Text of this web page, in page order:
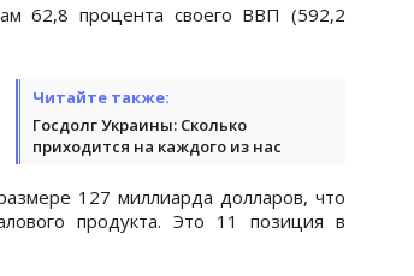
62,8 процента своего ВВП (592,2
Читайте также:
Госдолг Украины: Сколько
приходится на каждого из нас
127 миллиарда долларов, что
продукта. Это 11 позиция в